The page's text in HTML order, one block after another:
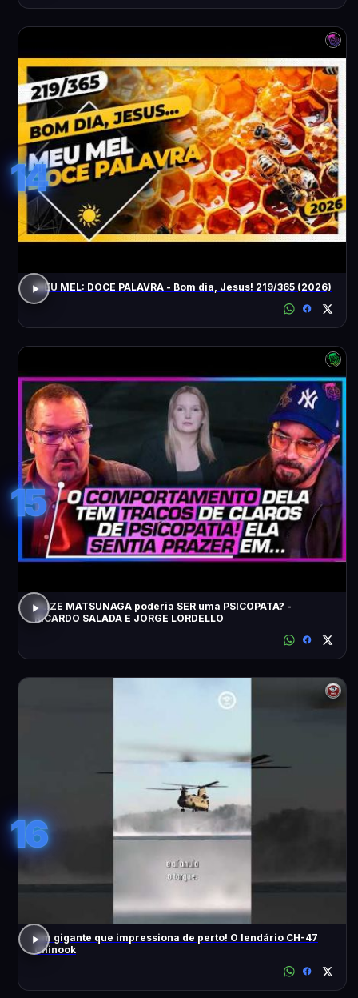
14
MEU MEL: DOCE PALAVRA - Bom dia, Jesus! 219/365 (2026)
15
ELIZE MATSUNAGA poderia SER uma PSICOPATA? -
RICARDO SALADA E JORGE LORDELLO
16
Um gigante que impressiona de perto! O lendário CH-47
Chinook